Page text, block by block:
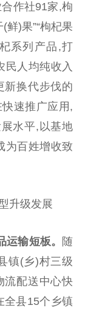
作社91家,枸
鲜)果”“枸杞果
系列产品,打
民人均纯收入
新换代步伐的
速推广应用,
水平,以基地
为百姓增收致
升级发展
运输短板。 随
镇(乡)村三级
流配送中心快
全县15个乡镇